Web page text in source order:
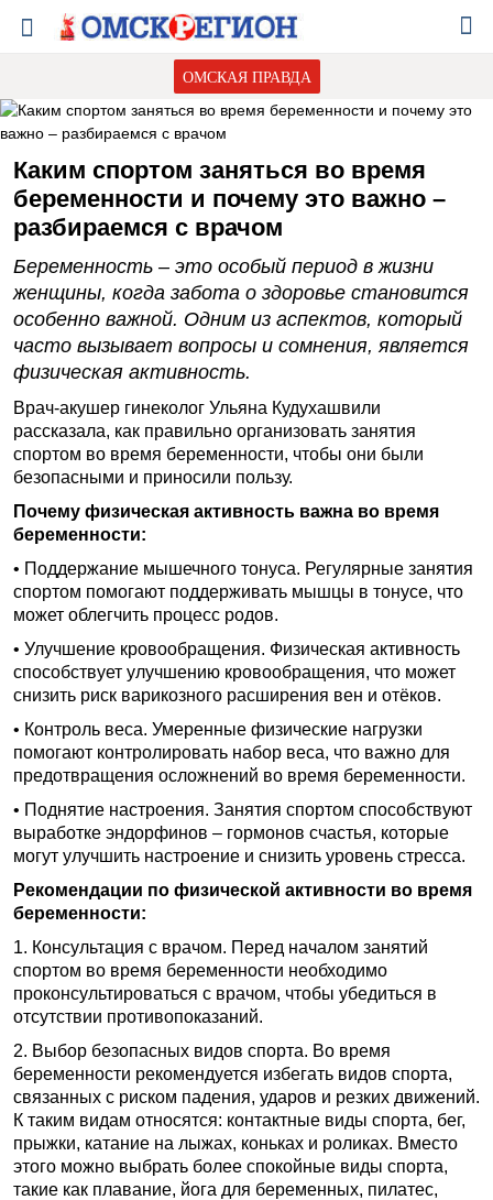
ОМСКАЯ ПРАВДА
Каким спортом заняться во время
беременности и почему это важно –
разбираемся с врачом
Беременность – это особый период в жизни
женщины, когда забота о здоровье становится
особенно важной. Одним из аспектов, который
часто вызывает вопросы и сомнения, является
физическая активность.
Врач-акушер гинеколог Ульяна Кудухашвили
рассказала, как правильно организовать занятия
спортом во время беременности, чтобы они были
безопасными и приносили пользу.
Почему физическая активность важна во время
беременности:
• Поддержание мышечного тонуса. Регулярные занятия
спортом помогают поддерживать мышцы в тонусе, что
может облегчить процесс родов.
• Улучшение кровообращения. Физическая активность
способствует улучшению кровообращения, что может
снизить риск варикозного расширения вен и отёков.
• Контроль веса. Умеренные физические нагрузки
помогают контролировать набор веса, что важно для
предотвращения осложнений во время беременности.
• Поднятие настроения. Занятия спортом способствуют
выработке эндорфинов – гормонов счастья, которые
могут улучшить настроение и снизить уровень стресса.
Рекомендации по физической активности во время
беременности:
1. Консультация с врачом. Перед началом занятий
спортом во время беременности необходимо
проконсультироваться с врачом, чтобы убедиться в
отсутствии противопоказаний.
2. Выбор безопасных видов спорта. Во время
беременности рекомендуется избегать видов спорта,
связанных с риском падения, ударов и резких движений.
К таким видам относятся: контактные виды спорта, бег,
прыжки, катание на лыжах, коньках и роликах. Вместо
этого можно выбрать более спокойные виды спорта,
такие как плавание, йога для беременных, пилатес,